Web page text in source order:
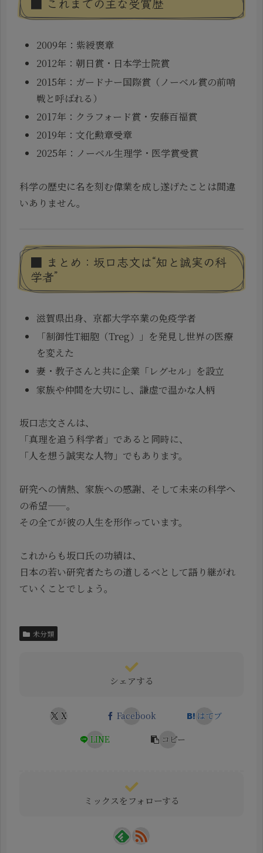
2009年：紫綬褒章
2012年：朝日賞・日本学士院賞
2015年：ガードナー国際賞（ノーベル賞の前哨
戦と呼ばれる）
2017年：クラフォード賞・安藤百福賞
2019年：文化勲章受章
2025年：ノーベル生理学・医学賞受賞
科学の歴史に名を刻む偉業を成し遂げたことは間違
いありません。
■ まとめ：坂口志文は“知と誠実の科
学者”
滋賀県出身、京都大学卒業の免疫学者
「制御性T細胞（Treg）」を発見し世界の医療
を変えた
妻・教子さんと共に企業「レグセル」を設立
家族や仲間を大切にし、謙虚で温かな人柄
坂口志文さんは、
「真理を追う科学者」であると同時に、
「人を想う誠実な人物」でもあります。
研究への情熱、家族への感謝、そして未来の科学へ
の希望——。
その全てが彼の人生を形作っています。
これからも坂口氏の功績は、
日本の若い研究者たちの道しるべとして語り継がれ
ていくことでしょう。
未分類
シェアする
X Facebook
はてブ
LINE
コピー
ミックスをフォローする